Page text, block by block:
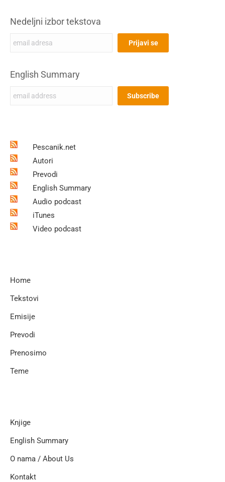
Nedeljni izbor tekstova
English Summary
Pescanik.net
Autori
Prevodi
English Summary
Audio podcast
iTunes
Video podcast
Home
Tekstovi
Emisije
Prevodi
Prenosimo
Teme
Knjige
English Summary
O nama / About Us
Kontakt